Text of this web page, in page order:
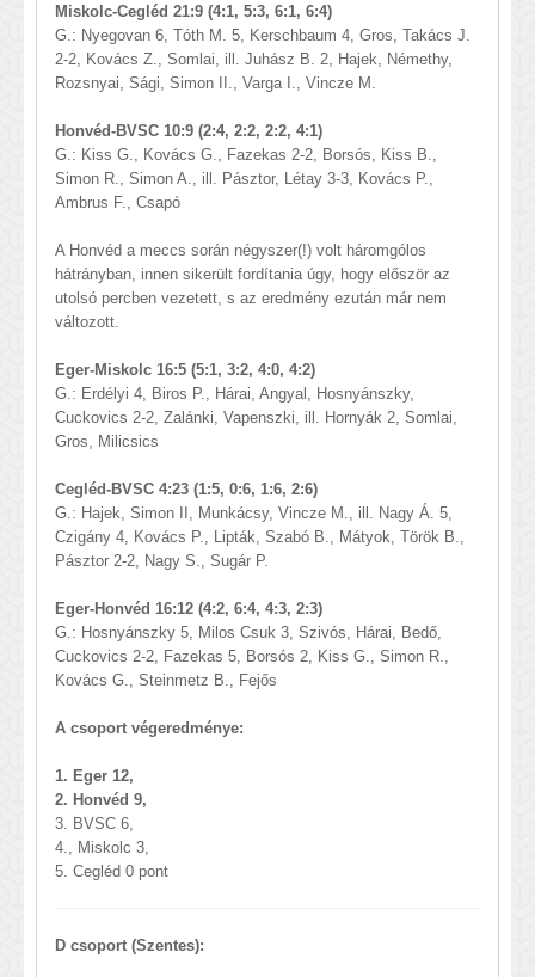
Miskolc-Cegléd 21:9 (4:1, 5:3, 6:1, 6:4)
G.: Nyegovan 6, Tóth M. 5, Kerschbaum 4, Gros, Takács J.
2-2, Kovács Z., Somlai, ill. Juhász B. 2, Hajek, Némethy,
Rozsnyai, Sági, Simon II., Varga I., Vincze M.
Honvéd-BVSC 10:9 (2:4, 2:2, 2:2, 4:1)
G.: Kiss G., Kovács G., Fazekas 2-2, Borsós, Kiss B.,
Simon R., Simon A., ill. Pásztor, Létay 3-3, Kovács P.,
Ambrus F., Csapó
A Honvéd a meccs során négyszer(!) volt háromgólos
hátrányban, innen sikerült fordítania úgy, hogy először az
utolsó percben vezetett, s az eredmény ezután már nem
változott.
Eger-Miskolc 16:5 (5:1, 3:2, 4:0, 4:2)
G.: Erdélyi 4, Biros P., Hárai, Angyal, Hosnyánszky,
Cuckovics 2-2, Zalánki, Vapenszki, ill. Hornyák 2, Somlai,
Gros, Milicsics
Cegléd-BVSC 4:23 (1:5, 0:6, 1:6, 2:6)
G.: Hajek, Simon II, Munkácsy, Vincze M., ill. Nagy Á. 5,
Czigány 4, Kovács P., Lipták, Szabó B., Mátyok, Török B.,
Pásztor 2-2, Nagy S., Sugár P.
Eger-Honvéd 16:12 (4:2, 6:4, 4:3, 2:3)
G.: Hosnyánszky 5, Milos Csuk 3, Szivós, Hárai, Bedő,
Cuckovics 2-2, Fazekas 5, Borsós 2, Kiss G., Simon R.,
Kovács G., Steinmetz B., Fejős
A csoport végeredménye:
1. Eger 12,
2. Honvéd 9,
3. BVSC 6,
4., Miskolc 3,
5. Cegléd 0 pont
D csoport (Szentes):